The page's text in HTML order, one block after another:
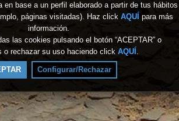
en base a un perfil elaborado a partir de tus hábitos
páginas visitadas). Haz click AQUÍ para más
información.
las cookies pulsando el botón “ACEPTAR” o
o rechazar su uso haciendo click AQUÍ .
Configurar/Rechazar